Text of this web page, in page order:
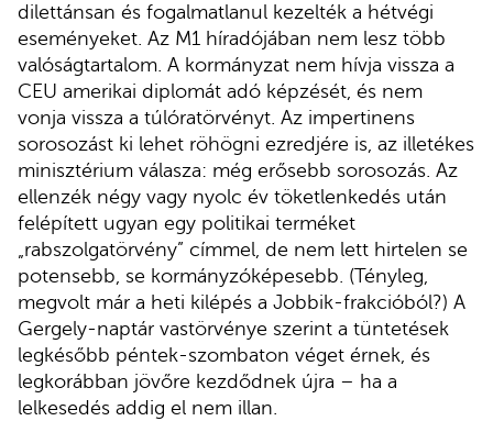
dilettánsan és fogalmatlanul kezelték a hétvégi
eseményeket. Az M1 híradójában nem lesz több
valóságtartalom. A kormányzat nem hívja vissza a
CEU amerikai diplomát adó képzését, és nem
vonja vissza a túlóratörvényt. Az impertinens
sorosozást ki lehet röhögni ezredjére is, az illetékes
minisztérium válasza: még erősebb sorosozás. Az
ellenzék négy vagy nyolc év töketlenkedés után
felépített ugyan egy politikai terméket
„rabszolgatörvény” címmel, de nem lett hirtelen se
potensebb, se kormányzóképesebb. (Tényleg,
megvolt már a heti kilépés a Jobbik-frakcióból?) A
Gergely-naptár vastörvénye szerint a tüntetések
legkésőbb péntek-szombaton véget érnek, és
legkorábban jövőre kezdődnek újra – ha a
lelkesedés addig el nem illan.